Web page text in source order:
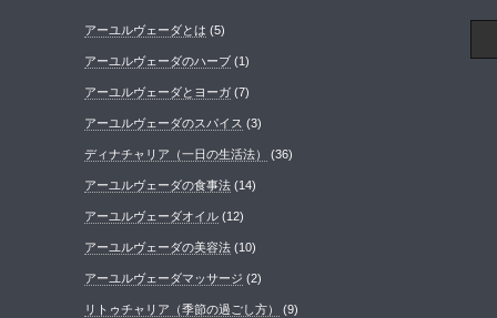
アーユルヴェーダとは (5)
アーユルヴェーダのハーブ (1)
アーユルヴェーダとヨーガ (7)
アーユルヴェーダのスパイス (3)
ディナチャリア（一日の生活法） (36)
アーユルヴェーダの食事法 (14)
アーユルヴェーダオイル (12)
アーユルヴェーダの美容法 (10)
アーユルヴェーダマッサージ (2)
リトゥチャリア（季節の過ごし方） (9)